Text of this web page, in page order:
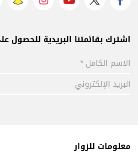
اشترك بقائمتنا البريدية للحصول
معلومات للزوار